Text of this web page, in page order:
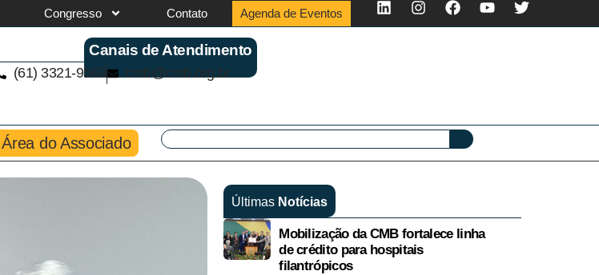
Congresso Contato Agenda de Eventos
Canais de Atendimento
(61) 3321-9563 cmb@cmb.org.br
Área do Associado
Últimas Notícias
Mobilização da CMB fortalece linha
de crédito para hospitais
filantrópicos